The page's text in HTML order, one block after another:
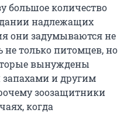
большое количество
надлежащих
они задумываются не
не только питомцев, но
вынуждены
и другим
зоозащитники
когда